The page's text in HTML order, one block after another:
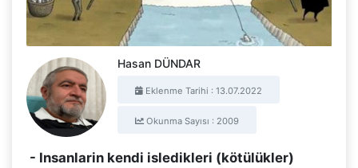
Hasan DÜNDAR
Eklenme Tarihi : 13.07.2022
Okunma Sayısı : 2009
- Insanlarin kendi isledikleri (kötülükler)